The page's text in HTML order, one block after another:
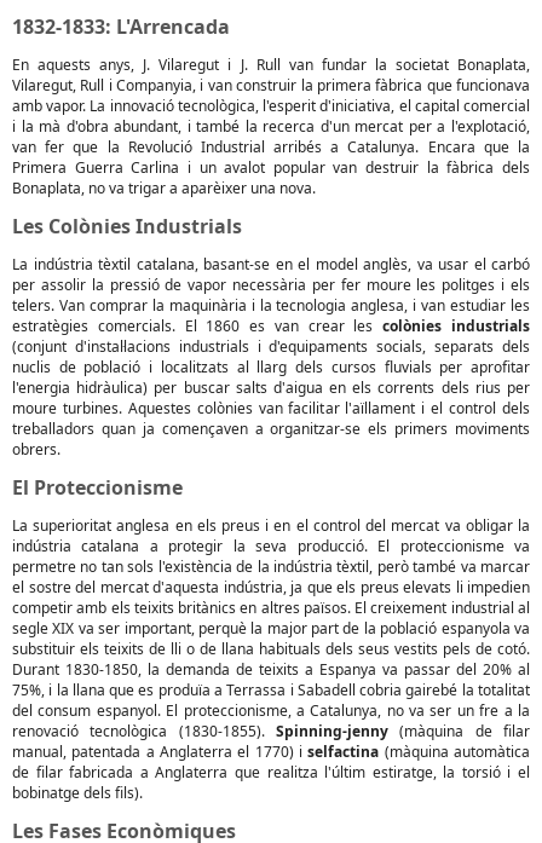
1832-1833: L'Arrencada
En aquests anys, J. Vilaregut i J. Rull van fundar la societat Bonaplata,
Vilaregut, Rull i Companyia, i van construir la primera fàbrica que funcionava
amb vapor. La innovació tecnològica, l'esperit d'iniciativa, el capital comercial
i la mà d'obra abundant, i també la recerca d'un mercat per a l'explotació,
van fer que la Revolució Industrial arribés a Catalunya. Encara que la
Primera Guerra Carlina i un avalot popular van destruir la fàbrica dels
Bonaplata, no va trigar a aparèixer una nova.
Les Colònies Industrials
La indústria tèxtil catalana, basant-se en el model anglès, va usar el carbó
per assolir la pressió de vapor necessària per fer moure les politges i els
telers. Van comprar la maquinària i la tecnologia anglesa, i van estudiar les
estratègies comercials. El 1860 es van crear lescolònies industrials
(conjunt d'instal·lacions industrials i d'equipaments socials, separats dels
nuclis de població i localitzats al llarg dels cursos fluvials per aprofitar
l'energia hidràulica) per buscar salts d'aigua en els corrents dels rius per
moure turbines. Aquestes colònies van facilitar l'aïllament i el control dels
treballadors quan ja començaven a organitzar-se els primers moviments
obrers.
El Proteccionisme
La superioritat anglesa en els preus i en el control del mercat va obligar la
indústria catalana a protegir la seva producció. El proteccionisme va
permetre no tan sols l'existència de la indústria tèxtil, però també va marcar
el sostre del mercat d'aquesta indústria, ja que els preus elevats li impedien
competir amb els teixits britànics en altres països. El creixement industrial al
segle XIX va ser important, perquè la major part de la població espanyola va
substituir els teixits de lli o de llana habituals dels seus vestits pels de cotó.
Durant 1830-1850, la demanda de teixits a Espanya va passar del 20% al
75%, i la llana que es produïa a Terrassa i Sabadell cobria gairebé la totalitat
del consum espanyol. El proteccionisme, a Catalunya, no va ser un fre a la
renovació tecnològica (1830-1855). Spinning-jenny (màquina de filar
manual, patentada a Anglaterra el 1770) iselfactina (màquina automàtica
de filar fabricada a Anglaterra que realitza l'últim estiratge, la torsió i el
bobinatge dels fils).
Les Fases Econòmiques